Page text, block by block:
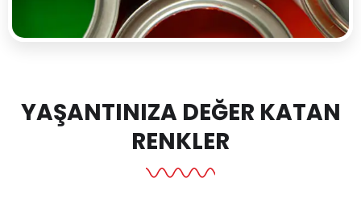
YAŞANTINIZA DEĞER KATAN
RENKLER